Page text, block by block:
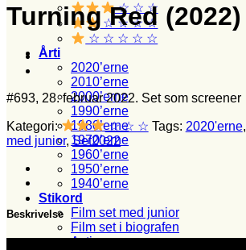
☆ ☆ ☆
☆ ☆ ☆ ☆
☆ ☆ ☆ ☆ ☆
Årti
2020’erne
2010’erne
2000’erne
1990’erne
1980’erne
1970’erne
1960’erne
1950’erne
1940’erne
Stikord
Film set med junior
Film set i biografen
Action
Turning Red (2022)
#693, 28. februar 2022. Set som screener
Kategori: ☆ ☆ ☆ Tags: 2020'erne,
med junior,Set2022
Beskrivelse